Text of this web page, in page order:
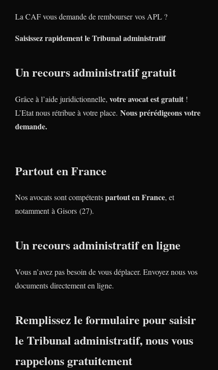
La CAF vous demande de rembourser vos APL ?
Saisissez rapidement le Tribunal administratif
Un recours administratif gratuit
Grâce à l’aide juridictionnelle, votre avocat est gratuit !
L’Etat nous rétribue à votre place. Nous prérédigeons votre
demande.
Partout en France
Nos avocats sont compétentspartout en France, et
notamment à Gisors (27).
Un recours administratif en ligne
Vous n’avez pas besoin de vous déplacer. Envoyez nous vos
documents directement en ligne.
Remplissez le formulaire pour saisir
le Tribunal administratif, nous vous
rappelons gratuitement